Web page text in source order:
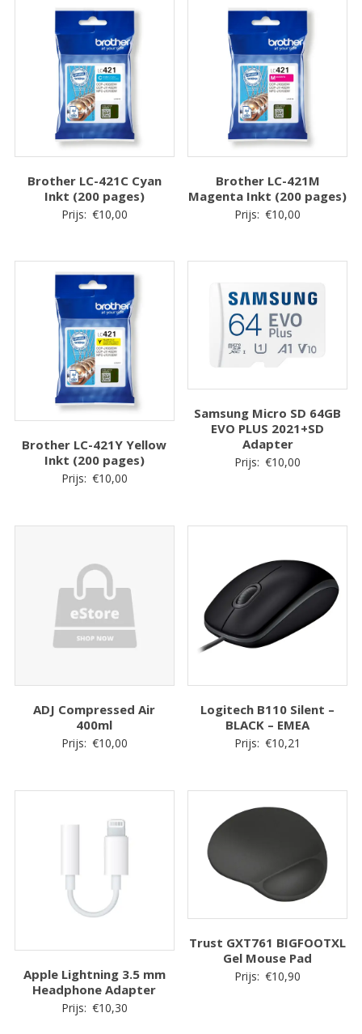
Brother LC-421C Cyan
Inkt (200 pages)
Prijs: €10,00
Brother LC-421M
Magenta Inkt (200 pages)
Prijs: €10,00
Brother LC-421Y Yellow
Inkt (200 pages)
Prijs: €10,00
Samsung Micro SD 64GB
EVO PLUS 2021+SD
Adapter
Prijs: €10,00
ADJ Compressed Air
400ml
Prijs: €10,00
Logitech B110 Silent –
BLACK – EMEA
Prijs: €10,21
Apple Lightning 3.5 mm
Headphone Adapter
Prijs: €10,30
Trust GXT761 BIGFOOTXL
Gel Mouse Pad
Prijs: €10,90